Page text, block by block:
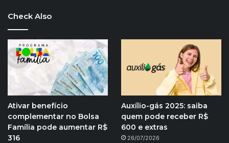
Check Also
Ativar benefício
complementar no Bolsa
Família pode aumentar R$
316
Auxílio-gás 2025: saiba
quem pode receber R$
600 e extras
26/07/2026